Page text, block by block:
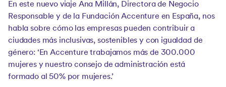
En este nuevo viaje Ana Millán, Directora de Negocio
Responsable y de la Fundación Accenture en España, nos
habla sobre cómo las empresas pueden contribuir a
ciudades más inclusivas, sostenibles y con igualdad de
género: ‘En Accenture trabajamos más de 300.000
mujeres y nuestro consejo de administración está
formado al 50% por mujeres.’